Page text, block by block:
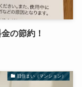
の節約！
旧住まい（マンション）